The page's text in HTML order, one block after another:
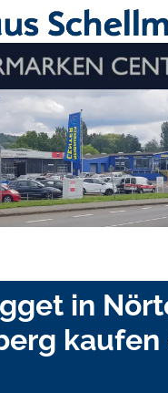
in
kaufen